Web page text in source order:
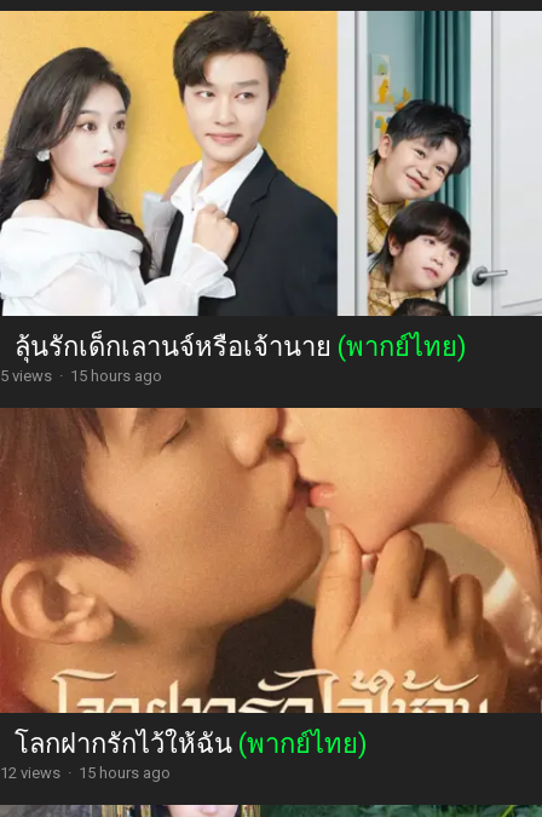
ลุ้นรักเด็กเลานจ์หรือเจ้านาย (พากย์ไทย)
5 views · 15 hours ago
โลกฝากรักไว้ให้ฉัน (พากย์ไทย)
12 views · 15 hours ago